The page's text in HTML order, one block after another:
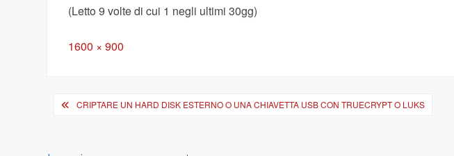
(Letto 9 volte di cui 1 negli ultimi 30gg)
Full
1600 × 900
Navigazione
CRIPTARE UN HARD DISK ESTERNO O UNA CHIAVETTA USB CON TRUECRYPT O LUKS